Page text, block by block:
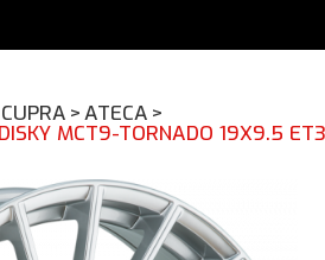
CUPRA >ATECA >
MCT9-TORNADO 19X9.5